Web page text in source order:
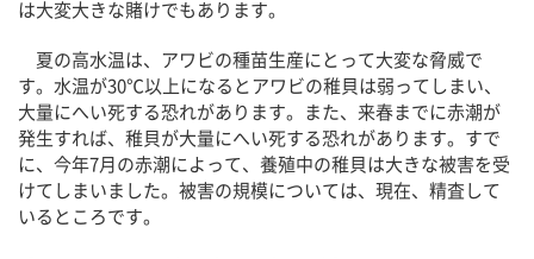
は大変大きな賭けでもあります。
夏の高水温は、アワビの種苗生産にとって大変な脅威で
す。水温が30℃以上になるとアワビの稚貝は弱ってしまい、
大量にへい死する恐れがあります。また、来春までに赤潮が
発生すれば、稚貝が大量にへい死する恐れがあります。すで
に、今年7月の赤潮によって、養殖中の稚貝は大きな被害を受
けてしまいました。被害の規模については、現在、精査して
いるところです。